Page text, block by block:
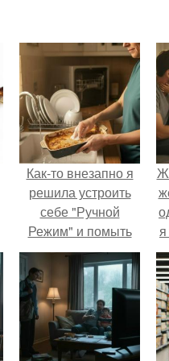
Как-то внезапно я
решила устроить
себе "Ручной
Режим" и помыть
посуду без помощи
техники.